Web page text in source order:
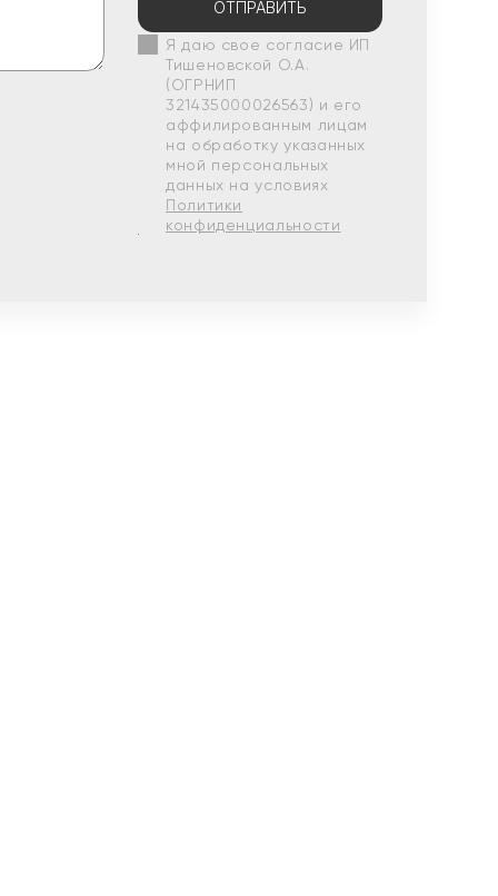
ОТПРАВИТЬ
Я даю свое согласие ИП
Тишеновской О.А.
(ОГРНИП
321435000026563) и его
аффилированным лицам
на обработку указанных
мной персональных
данных на условиях
Политики
конфиденциальности